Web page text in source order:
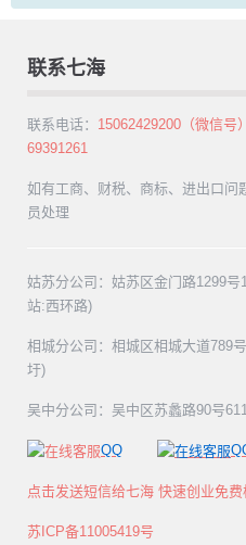
联系七海
联系电话： 15062429200（微信号
69391261
如有工商、财税、商标、进出口问
员处理
姑苏分公司：姑苏区金门路1299
站:西环路)
相城分公司：相城区相城大道789
圩)
吴中分公司：吴中区苏蠡路90号
QQ
点击发送短信给七海 快速创业免费
苏ICP备11005419号